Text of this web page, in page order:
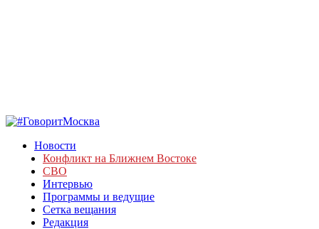
Новости
Конфликт на Ближнем Востоке
СВО
Интервью
Программы и ведущие
Сетка вещания
Редакция